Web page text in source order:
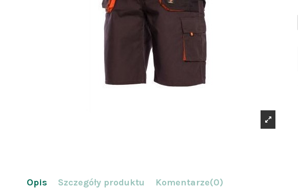
Opis Szczegóły produktu Komentarze(0)